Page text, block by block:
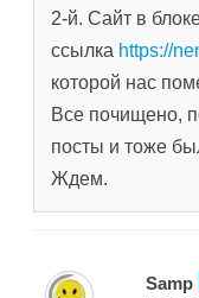
2-й. Сайт в
ссылка https://
которой нас
Все почищено,
посты и тоже
Ждем.
Samp